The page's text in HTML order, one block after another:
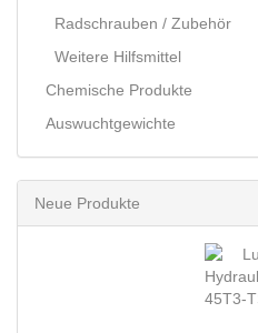
Radschrauben / Zubehör
Weitere Hilfsmittel
Chemische Produkte
Auswuchtgewichte
Neue Produkte